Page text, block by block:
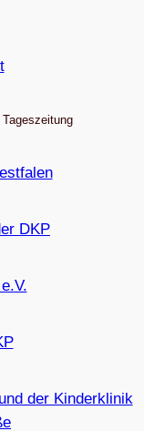
DKP
der Kinderklinik